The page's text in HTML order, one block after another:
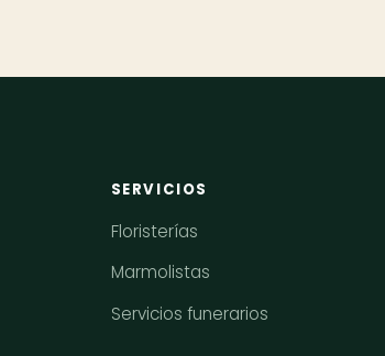
SERVICIOS
Floristerías
Marmolistas
Servicios funerarios